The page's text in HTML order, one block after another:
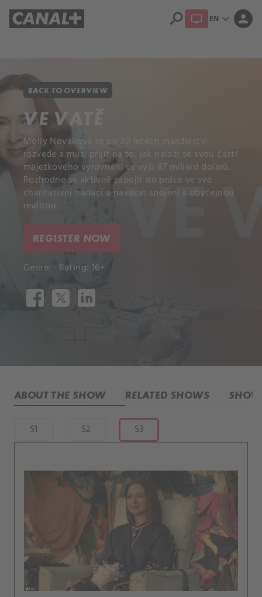
search EN expand_more person
BACK TO OVERVIEW
VE VATĚ
Molly Novaková se po 20 letech manželství
rozvede a musí přijít na to, jak naloží se svou částí
majetkového vyrovnání ve výši 87 miliard dolarů.
Rozhodne se aktivně zapojit do práce ve své
charitativní nadaci a navázat spojení s obyčejnou
realitou.
REGISTER NOW
Genre: Rating: 16+
ABOUT THE SHOW RELATED SHOWS
S1 S2 S3